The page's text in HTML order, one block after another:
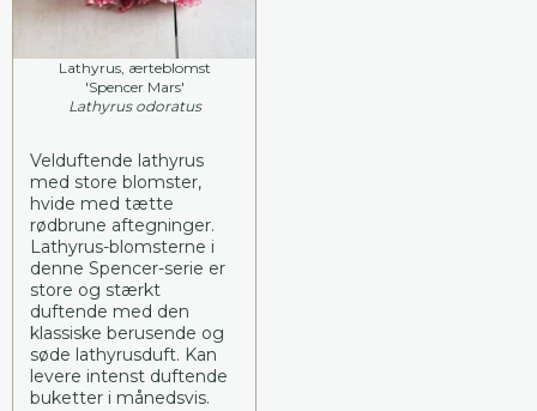
Lathyrus, ærteblomst
'Spencer Mars'
Lathyrus odoratus
Velduftende lathyrus
med store blomster,
hvide med tætte
rødbrune aftegninger.
Lathyrus-blomsterne i
denne Spencer-serie er
store og stærkt
duftende med den
klassiske berusende og
søde lathyrusduft. Kan
levere intenst duftende
buketter i månedsvis.